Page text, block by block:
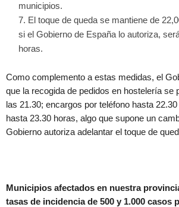
municipios.
El toque de queda se mantiene de
si el Gobierno de España lo autoriza,
horas.
Como complemento a estas medidas, el
que la recogida de pedidos en hostelería se
las 21.30; encargos por teléfono hasta
hasta 23.30 horas, algo que supone un
Gobierno autoriza adelantar el toque de
Municipios afectados en nuestra
tasas de incidencia de 500 y 1.000 casos